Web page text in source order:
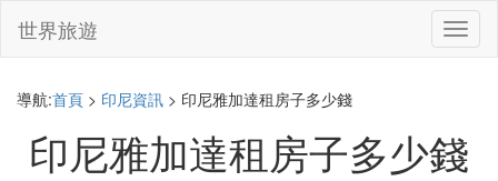
切
換
世界旅遊
導航:首頁 > 印尼資訊 > 印尼雅加達租房子多少錢
印尼雅加達租房子多少錢